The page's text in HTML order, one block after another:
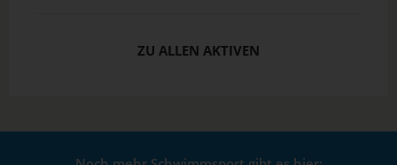
ZU ALLEN AKTIVEN